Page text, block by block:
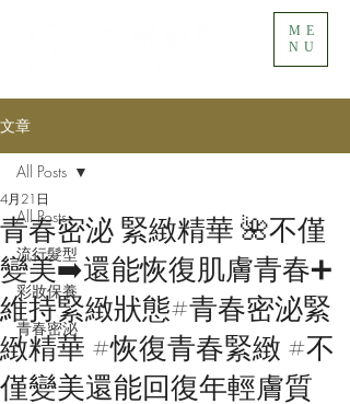
ME
NU
文章
All Posts
流行髮型
彩妝保養
青春密泌
All Posts
青春密泌 緊緻精華 🌺不僅
變美➡️還能恢復肌膚青春➕
維持緊緻狀態​#青春密泌緊
緻精華 #恢復青春緊緻 #不
僅變美還能回復年輕膚質
4月21日